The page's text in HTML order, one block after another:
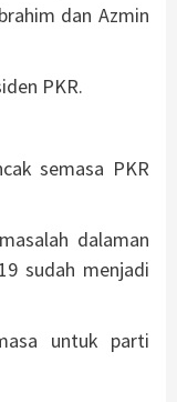
dan Azmin
PKR.
semasa PKR
dalaman
sudah menjadi
untuk parti